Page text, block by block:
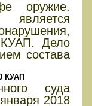
оружие.
КУАП. Дело
состава
КУАП
суда
2018